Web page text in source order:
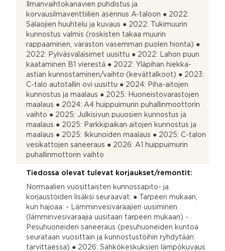
Ilmanvaihtokanavien puhdistus ja
korvausilmaventtiilien asennus A-taloon ● 2022:
Salaojien huuhtelu ja kuvaus ● 2022: Tukimuurin
kunnostus valmis (roskisten takaa muurin
rappaaminen, varaston vasemman puolen hionta) ●
2022: Pylväsvalaisimet uusittu ● 2022: Lahon puun
kaataminen B1 vierestä ● 2022: Yläpihan hiekka-
astian kunnostaminen/vaihto (kevättalkoot) ● 2023:
C-talo autotallin ovi uusittu ● 2024: Piha-aitojen
kunnostus ja maalaus ● 2025: Huoneistovarastojen
maalaus ● 2024: A4 huippuimurin puhallinmoottorin
vaihto ● 2025: Julkisivun puuosien kunnostus ja
maalaus ● 2025: Parkkipaikan aitojen kunnostus ja
maalaus ● 2025: Ikkunoiden maalaus ● 2025: C-talon
vesikattojen saneeraus ● 2026: A1 huippuimurin
puhallinmottorin vaihto
Tiedossa olevat tulevat korjaukset/remontit:
Normaalien vuosittaisten kunnossapito- ja
korjaustöiden lisäksi seuraavat: ● Tarpeen mukaan,
kun hajoaa: - Lämminvesivaraajien uusiminen
(lämminvesivaraajia uusitaan tarpeen mukaan) -
Pesuhuoneiden saneeraus (pesuhuoneiden kuntoa
seurataan vuosittain ja kunnostustöihin ryhdytään
tarvittaessa) ● 2026: Sähkökeskuksien lämpökuvaus